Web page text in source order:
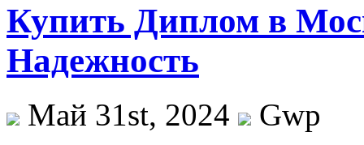
Купить Диплом в
Надежность
Май 31st, 2024
Gwp